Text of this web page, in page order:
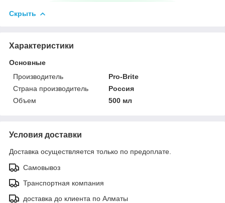
Скрыть
Характеристики
Основные
Производитель
Pro-Brite
Страна производитель
Россия
Объем
500 мл
Условия доставки
Доставка осуществляется только по предоплате.
Самовывоз
Транспортная компания
доставка до клиента по Алматы